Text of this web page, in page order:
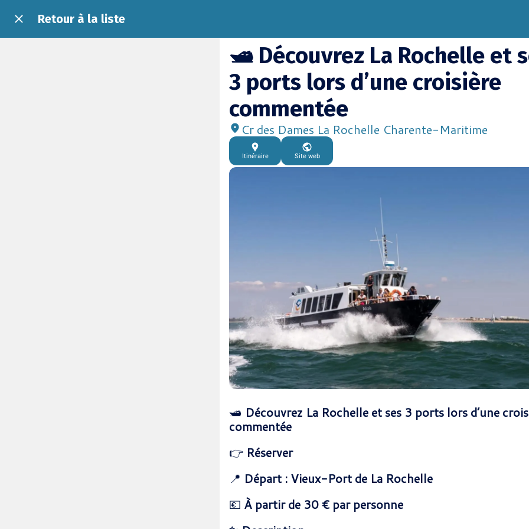
Retour à la liste
🛥️ Découvrez La Rochelle et
3 ports lors d’une croisière
commentée
Cr des Dames La Rochelle Charente-Maritime
Itinéraire Site web
🛥️ Découvrez La Rochelle et ses 3 ports lors d’une
commentée
👉 Réserver
📍 Départ : Vieux-Port de La Rochelle
💶 À partir de 30 € par personne